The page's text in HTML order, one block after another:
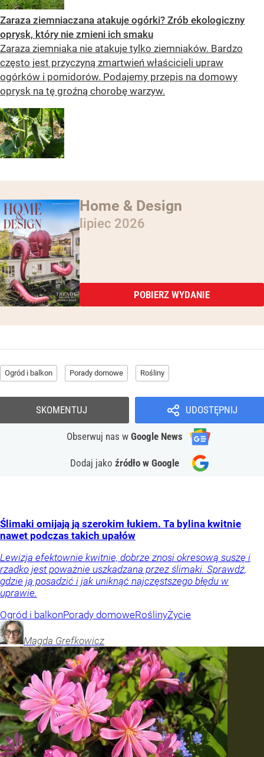
Zaraza ziemniaczana atakuje ogórki? Zrób ekologiczny
oprysk, który nie zmieni ich smaku
Zaraza ziemniaka nie atakuje tylko ziemniaków. Bardzo
często jest przyczyną zmartwień właścicieli upraw
ogórków i pomidorów. Podajemy przepis na domowy
oprysk na tę groźną chorobę warzyw.
Home & Design
lipiec 2026
POBIERZ WYDANIE
Ogród i balkon Porady domowe Rośliny
UDOSTĘPNIJ
Obserwuj nas w Google News
Dodaj jako źródło w Google
SKOMENTUJ
Ślimaki omijają ją szerokim łukiem. Ta bylina kwitnie
nawet podczas takich upałów
Lewizja efektownie kwitnie, dobrze znosi okresową suszę i
rzadko jest poważnie uszkadzana przez ślimaki. Sprawdź,
gdzie ją posadzić i jak uniknąć najczęstszego błędu w
uprawie.
Ogród i balkonPorady domoweRoślinyŻycie
Magda Grefkowicz